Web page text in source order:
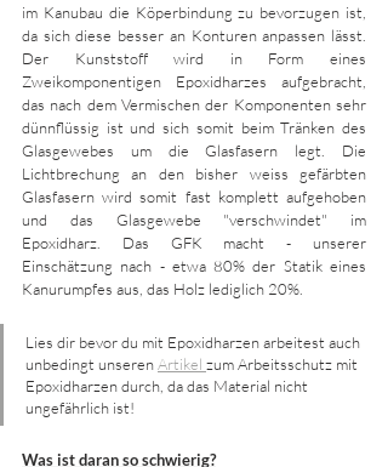
im Kanubau die Köperbindung zu bevorzugen ist,
da sich diese besser an Konturen anpassen lässt.
Der Kunststoff wird in Form eines
Zweikomponentigen Epoxidharzes aufgebracht,
das nach dem Vermischen der Komponenten sehr
dünnflüssig ist und sich somit beim Tränken des
Glasgewebes um die Glasfasern legt. Die
Lichtbrechung an den bisher weiss gefärbten
Glasfasern wird somit fast komplett aufgehoben
und das Glasgewebe "verschwindet" im
Epoxidharz. Das GFK macht - unserer
Einschätzung nach - etwa 80% der Statik eines
Kanurumpfes aus, das Holz lediglich 20%.
Lies dir bevor du mit Epoxidharzen arbeitest auch
unbedingt unseren Artikel zum Arbeitsschutz mit
Epoxidharzen durch, da das Material nicht
ungefährlich ist!
Was ist daran so schwierig?